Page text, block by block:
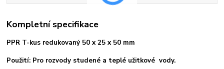
Kompletní specifikace
PPR T-kus redukovaný 50 x 25 x 50 mm
Použití: Pro rozvody studené a teplé užitkové vody.